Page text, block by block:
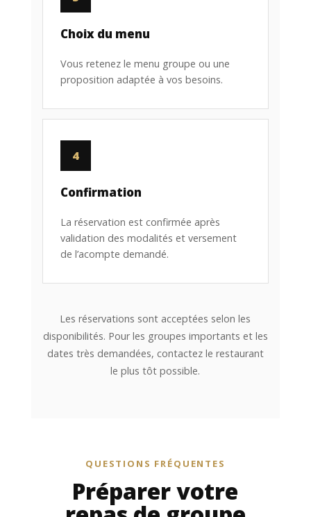
Choix du menu
Vous retenez le menu groupe ou une
proposition adaptée à vos besoins.
4
Confirmation
La réservation est confirmée après
validation des modalités et versement
de l’acompte demandé.
Les réservations sont acceptées selon les
disponibilités. Pour les groupes importants et les
dates très demandées, contactez le restaurant
le plus tôt possible.
QUESTIONS FRÉQUENTES
Préparer votre